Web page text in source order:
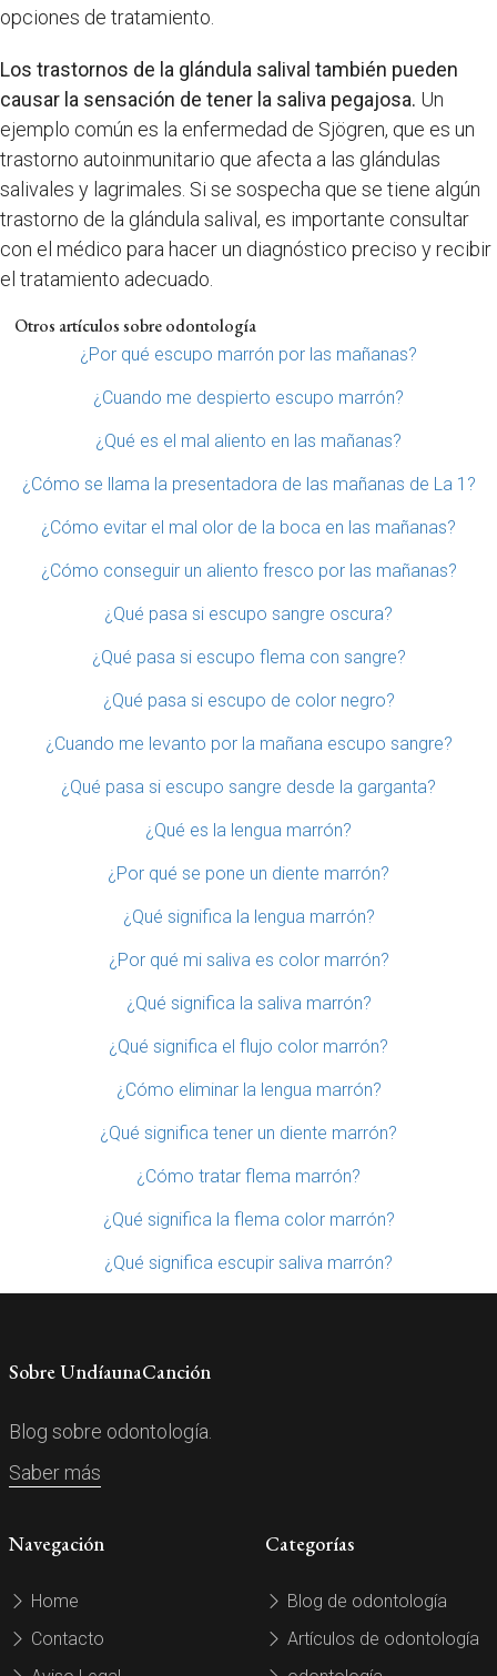
opciones de tratamiento.
Los trastornos de la glándula salival también pueden
causar la sensación de tener la saliva pegajosa. Un
ejemplo común es la enfermedad de Sjögren, que es un
trastorno autoinmunitario que afecta a las glándulas
salivales y lagrimales. Si se sospecha que se tiene algún
trastorno de la glándula salival, es importante consultar
con el médico para hacer un diagnóstico preciso y recibir
el tratamiento adecuado.
Otros artículos sobre odontología
¿Por qué escupo marrón por las mañanas?
¿Cuando me despierto escupo marrón?
¿Qué es el mal aliento en las mañanas?
¿Cómo se llama la presentadora de las mañanas de La 1?
¿Cómo evitar el mal olor de la boca en las mañanas?
¿Cómo conseguir un aliento fresco por las mañanas?
¿Qué pasa si escupo sangre oscura?
¿Qué pasa si escupo flema con sangre?
¿Qué pasa si escupo de color negro?
¿Cuando me levanto por la mañana escupo sangre?
¿Qué pasa si escupo sangre desde la garganta?
¿Qué es la lengua marrón?
¿Por qué se pone un diente marrón?
¿Qué significa la lengua marrón?
¿Por qué mi saliva es color marrón?
¿Qué significa la saliva marrón?
¿Qué significa el flujo color marrón?
¿Cómo eliminar la lengua marrón?
¿Qué significa tener un diente marrón?
¿Cómo tratar flema marrón?
¿Qué significa la flema color marrón?
¿Qué significa escupir saliva marrón?
Sobre UndíaunaCanción
Blog sobre odontología.
Saber más
Navegación
Home
Contacto
Categorías
Blog de odontología
Artículos de odontología